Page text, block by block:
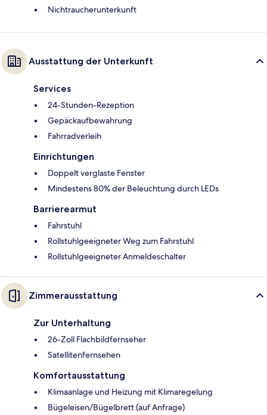
Nichtraucherunterkunft
Ausstattung der Unterkunft
Services
24-Stunden-Rezeption
Gepäckaufbewahrung
Fahrradverleih
Einrichtungen
Doppelt verglaste Fenster
Mindestens 80% der Beleuchtung durch LEDs
Barrierearmut
Fahrstuhl
Rollstuhlgeeigneter Weg zum Fahrstuhl
Rollstuhlgeeigneter Anmeldeschalter
Zimmerausstattung
Zur Unterhaltung
26-Zoll Flachbildfernseher
Satellitenfernsehen
Komfortausstattung
Klimaanlage und Heizung mit Klimaregelung
Bügeleisen/Bügelbrett (auf Anfrage)